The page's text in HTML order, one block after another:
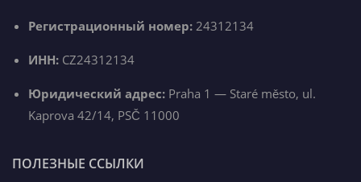
Регистрационный номер: 24312134
ИНН: CZ24312134
Юридический адрес: Praha 1 — Staré město, ul.
Kaprova 42/14, PSČ 11000
ПОЛЕЗНЫЕ ССЫЛКИ